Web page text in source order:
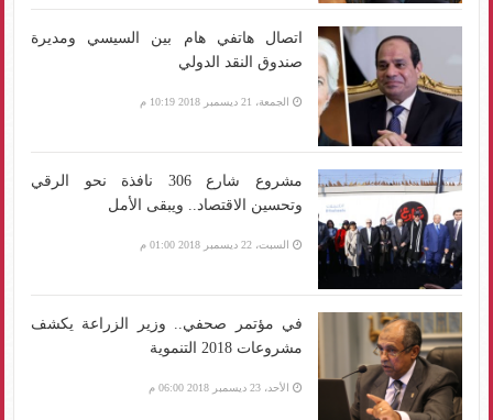
اتصال هاتفي هام بين السيسي ومديرة
صندوق النقد الدولي
الجمعة، 21 ديسمبر 2018 10:19 م
مشروع شارع 306 نافذة نحو الرقي
وتحسين الاقتصاد.. ويبقى الأمل
السبت، 22 ديسمبر 2018 01:00 م
في مؤتمر صحفي.. وزير الزراعة يكشف
مشروعات 2018 التنموية
الأحد، 23 ديسمبر 2018 06:00 م